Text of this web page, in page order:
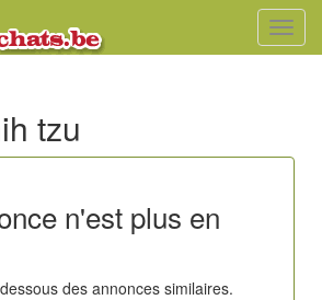
tzu
n'est plus en
des annonces similaires.